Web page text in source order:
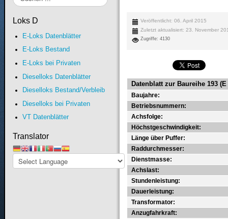
Veröffentlicht: 06. April 2015
Zuletzt aktualisiert: 23. November
Zugriffe: 4130
Datenblatt zur Baureihe 193 (E
Baujahre:
Betriebsnummern:
Achsfolge:
Höchstgeschwindigkeit:
Länge über Puffer:
Raddurchmesser:
Dienstmasse:
Achslast:
Stundenleistung:
Dauerleistung:
Transformator:
Anzugfahrkraft:
...
Loks D
E-Loks Datenblätter
E-Loks Bestand
E-Loks bei Privaten
Dieselloks Datenblätter
Dieselloks Bestand/Verbleib
Dieselloks bei Privaten
VT Datenblätter
Translator